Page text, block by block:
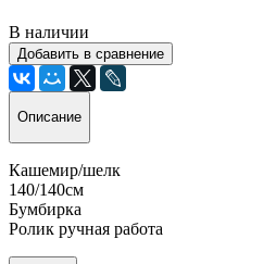
В наличии
Добавить в сравнение
Описание
Кашемир/шелк
140/140см
Бумбирка
Ролик ручная работа